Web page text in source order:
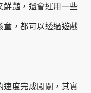
鮮豔，還會運用一些
童，都可以透過遊戲
速度完成闖關，其實